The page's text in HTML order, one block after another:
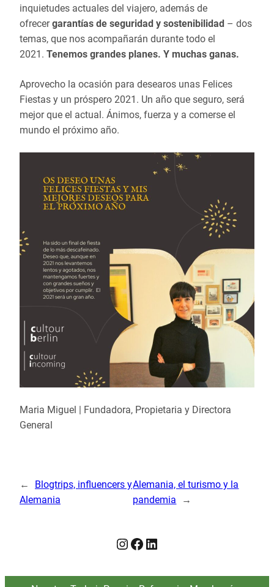
inquietudes actuales del viajero, además de
ofrecergarantías de seguridad y sostenibilidad – dos
temas, que nos acompañarán durante todo el
2021. Tenemos grandes planes. Y muchas ganas.
Aprovecho la ocasión para desearos unas Felices
Fiestas y un próspero 2021. Un año que seguro, será
mejor que el actual. Ánimos, fuerza y a comerse el
mundo el próximo año.
Maria Miguel | Fundadora, Propietaria y Directora
General
←
Blogtrips, influencers y
Alemania
Alemania, el turismo y la
pandemia
→
Instagram
Facebook
LinkedIn